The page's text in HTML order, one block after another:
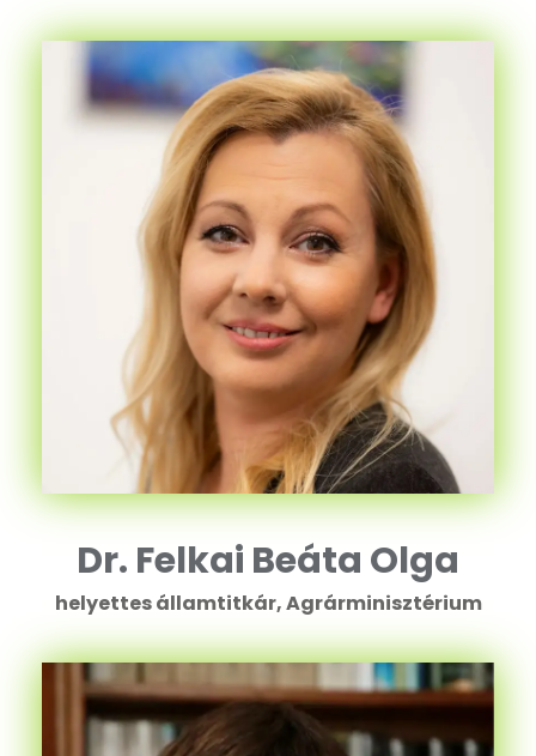
Dr. Felkai Beáta Olga
helyettes államtitkár, Agrárminisztérium